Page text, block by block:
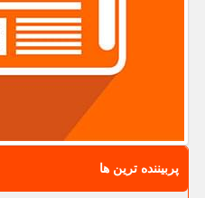
پربیننده ترین ها